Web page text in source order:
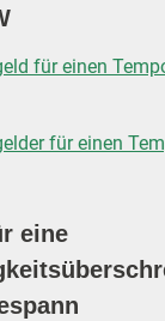
für einen
für einen
eine